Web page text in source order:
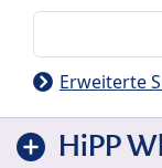
Erweiterte
HiPP